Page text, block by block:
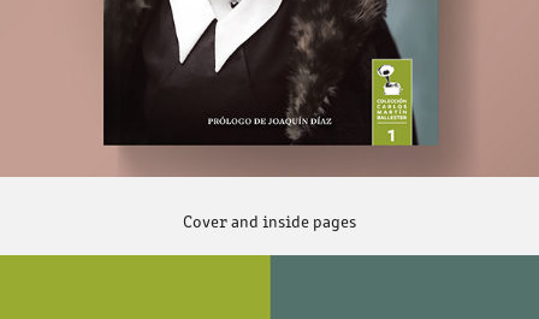
Cover and inside pages